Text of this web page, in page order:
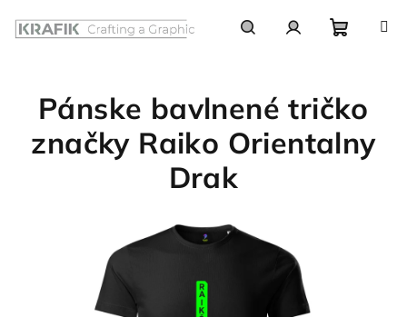
košík
Pánske bavlnené tričko
značky Raiko Orientalny
Drak